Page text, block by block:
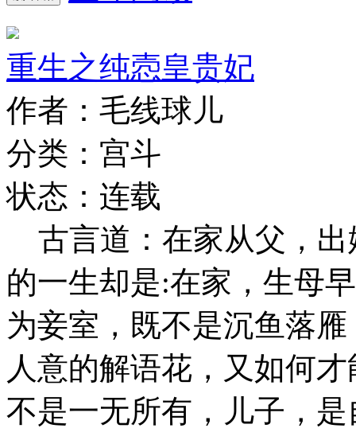
重生之纯悫皇贵妃
作者：毛线球儿
分类：宫斗
状态：连载
古言道：在家从父，出
的一生却是:在家，生母
为妾室，既不是沉鱼落
人意的解语花，又如何
不是一无所有，儿子，